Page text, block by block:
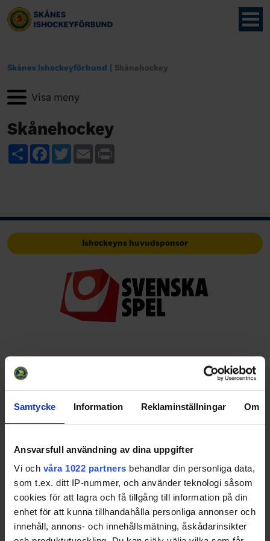
Samtycke Information Reklaminställningar Om
Ansvarsfull användning av dina uppgifter
Vi och våra 1022 partners behandlar din personliga data,
som t.ex. ditt IP-nummer, och använder teknologi såsom
cookies för att lagra och få tillgång till information på din
enhet för att kunna tillhandahålla personliga annonser och
innehåll, annons- och innehållsmätning, åskådarinsikter
Skånes Ishockeyförbund Skånehockey
Skånehockey
ShareFacebook
TwitterEmail
Ishockeyns huvudsponsor
Officiella partners